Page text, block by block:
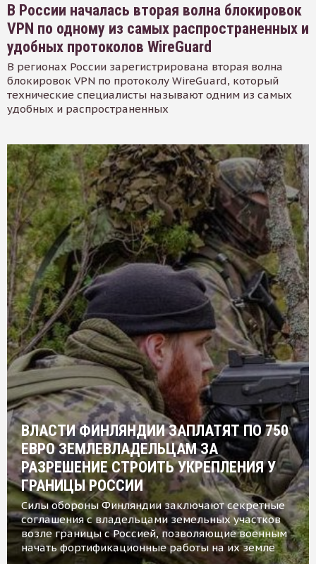
В России началась вторая волна блокировок
VPN по одному из самых распространенных и
удобных протоколов WireGuard
В регионах России зарегистрирована вторая волна
блокировок VPN по протоколу WireGuard, который
технические специалисты называют одним из самых
удобных и распространенных
ВЛАСТИ ФИНЛЯНДИИ ЗАПЛАТЯТ ПО 750
ЕВРО ЗЕМЛЕВЛАДЕЛЬЦАМ ЗА
РАЗРЕШЕНИЕ СТРОИТЬ УКРЕПЛЕНИЯ У
ГРАНИЦЫ РОССИИ
Силы обороны Финляндии заключают секретные
соглашения с владельцами земельных участков
возле границы с Россией, позволяющие военным
начать фортификационные работы на их земле